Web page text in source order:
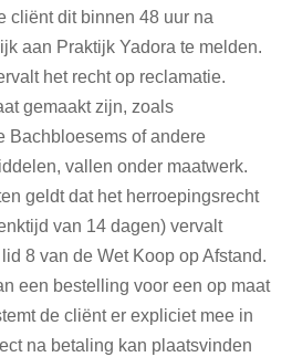
cliënt dit binnen 48 uur na
aan Praktijk Yadora te melden.
het recht op reclamatie.
gemaakt zijn, zoals
Bachbloesems of andere
vallen onder maatwerk.
geldt dat het herroepingsrecht
van 14 dagen) vervalt
8 van de Wet Koop op Afstand.
een bestelling voor een op maat
de cliënt er expliciet mee in
na betaling kan plaatsvinden